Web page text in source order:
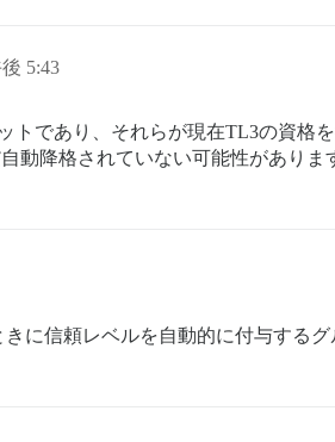
5:43
トであり、それらが現在TL3の資
動降格されていない可能性がありま
に信頼レベルを自動的に付与するグ